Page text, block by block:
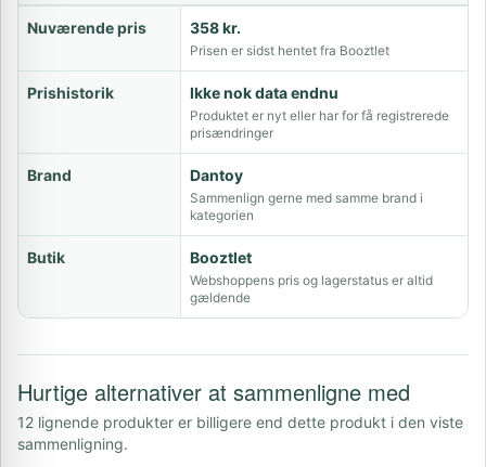
Nuværende pris 358 kr.
Prisen er sidst hentet fra Booztlet
Prishistorik Ikke nok data endnu
Produktet er nyt eller har for få registrerede
prisændringer
Brand Dantoy
Sammenlign gerne med samme brand i
kategorien
Butik Booztlet
Webshoppens pris og lagerstatus er altid
gældende
Hurtige alternativer at sammenligne med
12 lignende produkter er billigere end dette produkt i den viste
sammenligning.